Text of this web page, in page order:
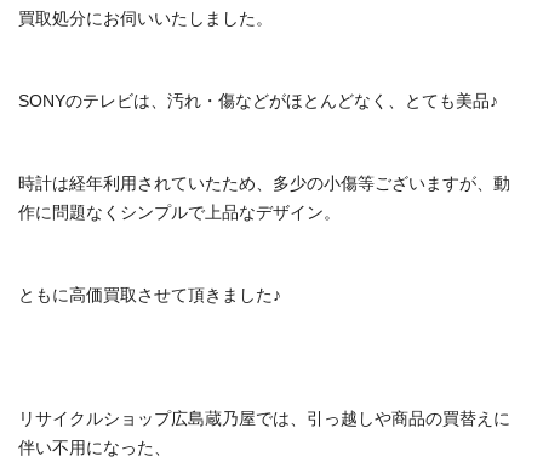
買取処分にお伺いいたしました。
SONYのテレビは、汚れ・傷などがほとんどなく、とても美品♪
時計は経年利用されていたため、多少の小傷等ございますが、動
作に問題なくシンプルで上品なデザイン。
ともに高価買取させて頂きました♪
リサイクルショップ広島蔵乃屋では、引っ越しや商品の買替えに
伴い不用になった、